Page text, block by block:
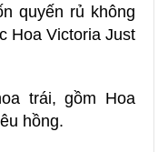
quyến rủ không
Hoa Victoria Just
trái, gồm Hoa
hồng.